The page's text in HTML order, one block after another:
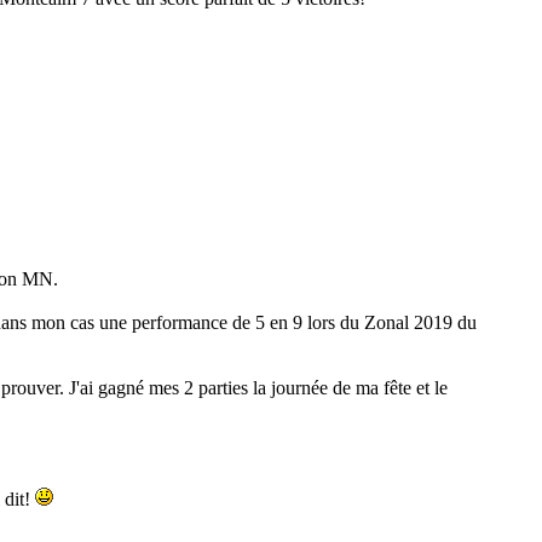
MN.
mon cas une performance de 5 en 9 lors du Zonal 2019 du
J'ai gagné mes 2 parties la journée de ma fête et le
dit!